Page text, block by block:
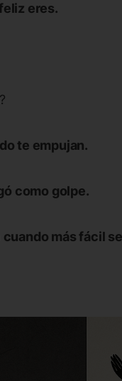
eres.
te empujan.
como golpe.
cuando más fácil